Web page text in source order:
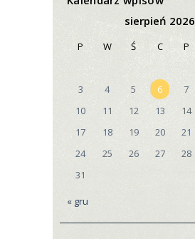
sierpień 2026
P W Ś C P
3
4 5 6 7
10
11 12 13 14
17
18 19 20 21
24
25 26 27 28
31
« gru